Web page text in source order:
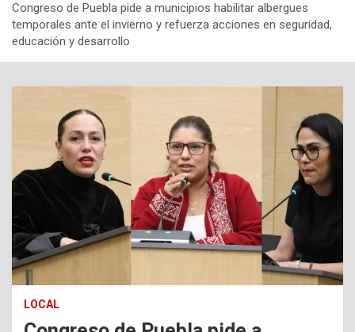
Congreso de Puebla pide a municipios habilitar albergues
temporales ante el invierno y refuerza acciones en seguridad,
educación y desarrollo
LOCAL